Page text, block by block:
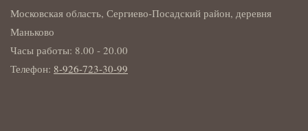
Московская область, Сергиево-Посадский район, деревня
Маньково
Часы работы: 8.00 - 20.00
Телефон: 8-926-723-30-99